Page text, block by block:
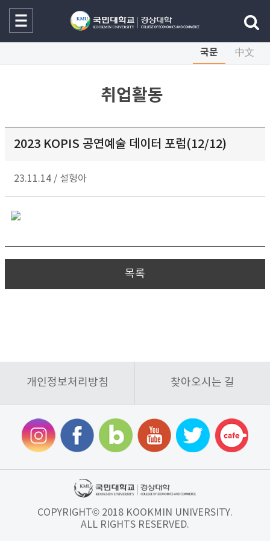
국문 中文
취업활동
2023 KOPIS 공연예술 데이터 포럼(12/12)
23.11.14 / 설형아
목록
개인정보처리방침 찾아오시는 길
COPYRIGHT© 2018 KOOKMIN UNIVERSITY.
ALL RIGHTS RESERVED.